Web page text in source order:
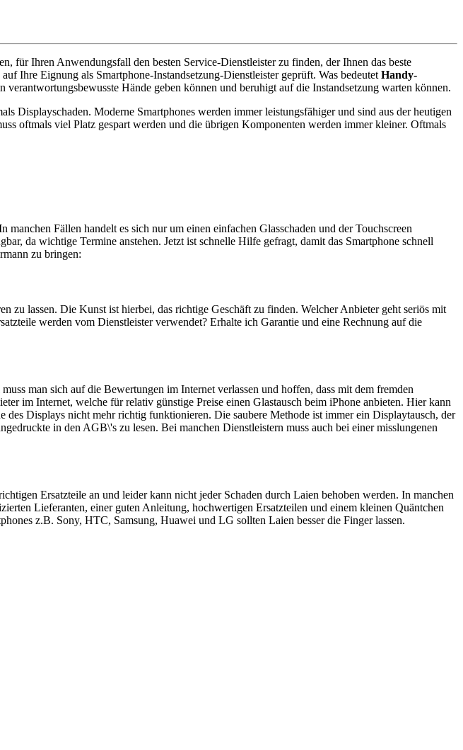
für Ihren Anwendungsfall den besten Service-Dienstleister zu finden, der Ihnen das beste
Ihre Eignung als Smartphone-Instandsetzung-Dienstleister geprüft. Was bedeutet Handy-
Hände geben können und beruhigt auf die Instandsetzung warten können.
Displayschaden. Moderne Smartphones werden immer leistungsfähiger und sind aus der heutigen
oftmals viel Platz gespart werden und die übrigen Komponenten werden immer kleiner. Oftmals
Fällen handelt es sich nur um einen einfachen Glasschaden und der Touchscreen
da wichtige Termine anstehen. Jetzt ist schnelle Hilfe gefragt, damit das Smartphone schnell
zu bringen:
zu lassen. Die Kunst ist hierbei, das richtige Geschäft zu finden. Welcher Anbieter geht seriös mit
werden vom Dienstleister verwendet? Erhalte ich Garantie und eine Rechnung auf die
man sich auf die Bewertungen im Internet verlassen und hoffen, dass mit dem fremden
im Internet, welche für relativ günstige Preise einen Glastausch beim iPhone anbieten. Hier kann
Displays nicht mehr richtig funktionieren. Die saubere Methode ist immer ein Displaytausch, der
in den AGB\'s zu lesen. Bei manchen Dienstleistern muss auch bei einer misslungenen
Ersatzteile an und leider kann nicht jeder Schaden durch Laien behoben werden. In manchen
Lieferanten, einer guten Anleitung, hochwertigen Ersatzteilen und einem kleinen Quäntchen
z.B. Sony, HTC, Samsung, Huawei und LG sollten Laien besser die Finger lassen.